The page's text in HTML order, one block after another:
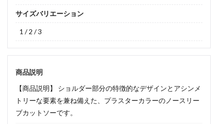
サイズバリエーション
1 / 2 / 3
商品説明
【商品説明】 ショルダー部分の特徴的なデザインとアシンメ
トリーな要素を兼ね備えた、プラスターカラーのノースリー
ブカットソーです。